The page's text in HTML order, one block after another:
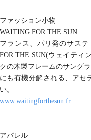
ファッション小物
WAITING FOR THE SUN
フランス、パリ発のサス
FOR THE SUN(ウェイティ
クの木製フレームのサング
にも有機分解される、アセ
い。
www.waitingforthesun.fr
アパレル